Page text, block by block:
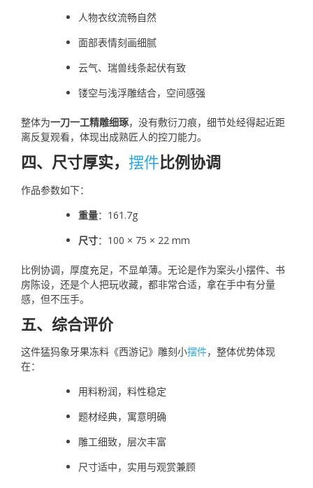
人物衣纹流畅自然
面部表情刻画细腻
云气、瑞兽线条起伏有致
镂空与浅浮雕结合，空间感强
整体为一刀一工精雕细琢，没有敷衍刀痕，细节处经得起近距
离反复观看，体现出成熟匠人的控刀能力。
四、尺寸厚实， 摆件 比例协调
作品参数如下：
重量：161.7g
尺寸：100 × 75 × 22 mm
比例协调，厚度充足，不显单薄。无论是作为案头小摆件、书
房陈设，还是个人把玩收藏，都非常合适，拿在手中有分量
感，但不压手。
五、综合评价
这件猛犸象牙果冻料《西游记》雕刻小摆件，整体优势体现
在：
用料粉润，料性稳定
题材经典，寓意明确
雕工细致，层次丰富
尺寸适中，实用与观赏兼顾